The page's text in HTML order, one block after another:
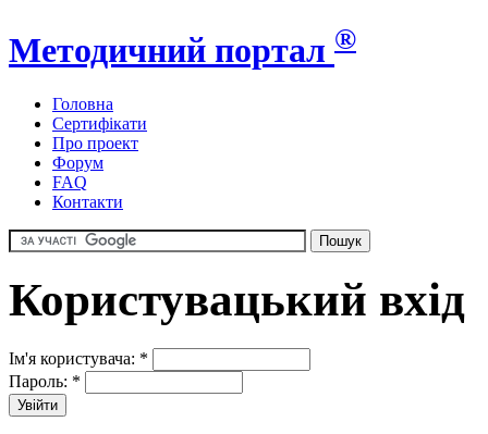
Методичний портал ®
Головна
Сертифікати
Про проект
Форум
FAQ
Контакти
Користувацький вхід
Ім'я користувача: *
Пароль: *